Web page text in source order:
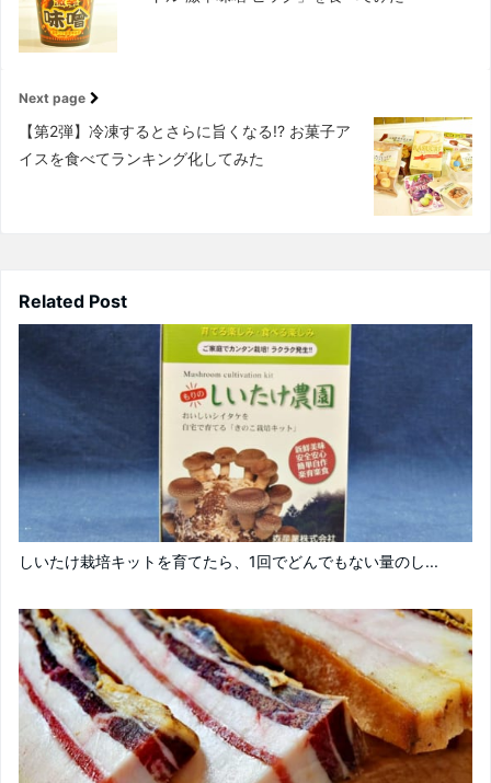
Next page
【第2弾】冷凍するとさらに旨くなる!? お菓子ア
イスを食べてランキング化してみた
Related Post
しいたけ栽培キットを育てたら、1回でどんでもない量のし...